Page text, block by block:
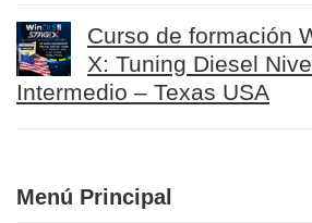
Curso de formación
X: Tuning Diesel
Intermedio – Texas USA
Menú Principal